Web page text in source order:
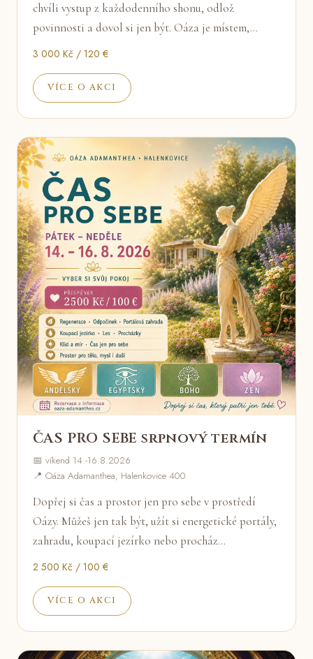
chvíli vystup z každodenního shonu, odlož
povinnosti a dovol si jen být. Oáza je místem,…
3 000 Kč / 120 €
VÍCE O AKCI
ČAS PRO SEBE srpnový termín
📅 víkend 14.-16.8.2026
📍 Oáza Adamanthea, Halenkovice 400
Dopřej si čas a prostor jen pro sebe v prostředí
Oázy. Můžeš jen tak být, užít si energetické portály,
zahradu, koupací jezírko nebo procház…
2 500 Kč / 100 €
VÍCE O AKCI